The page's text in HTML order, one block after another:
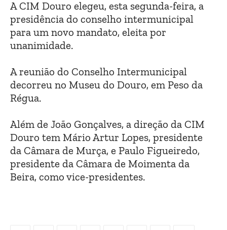
A CIM Douro elegeu, esta segunda-feira, a
presidência do conselho intermunicipal
para um novo mandato, eleita por
unanimidade.
A reunião do Conselho Intermunicipal
decorreu no Museu do Douro, em Peso da
Régua.
Além de João Gonçalves, a direção da CIM
Douro tem Mário Artur Lopes, presidente
da Câmara de Murça, e Paulo Figueiredo,
presidente da Câmara de Moimenta da
Beira, como vice-presidentes.